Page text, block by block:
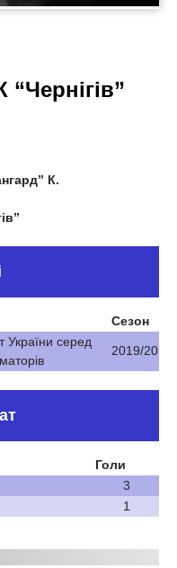
К.
Сезон
України серед
2019/20
Голи
3
1